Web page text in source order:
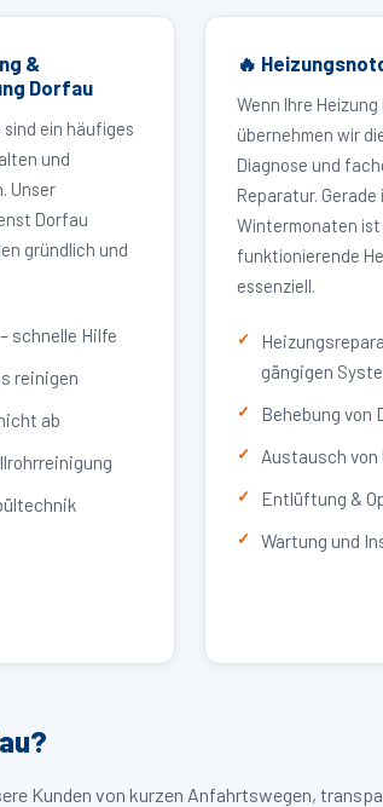
&
Dorfau
ein häufiges
und
Unser
Dorfau
gründlich und
schnelle Hilfe
reinigen
ab
🔥
Wenn Ihre
übernehmen wir
Diagnose und
Reparatur. Gerade
Wintermonaten ist
funktionierende
essenziell.
gängigen
Behebung von
Austausch von
Entlüftung &
Wartung und
Kunden von kurzen Anfahrtswegen,